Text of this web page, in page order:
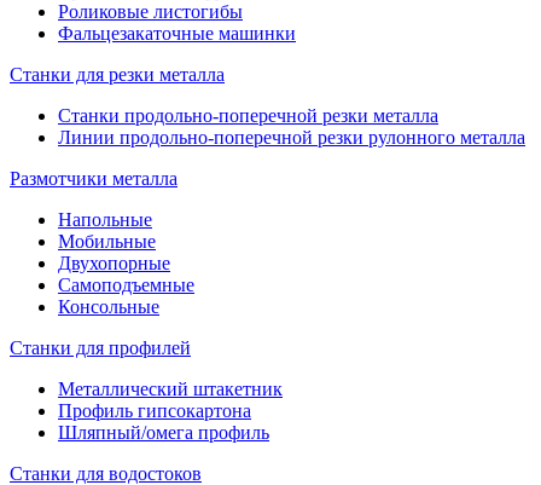
Роликовые листогибы
Фальцезакаточные машинки
Станки для резки металла
Станки продольно-поперечной резки металла
Линии продольно-поперечной резки рулонного металла
Размотчики металла
Напольные
Мобильные
Двухопорные
Самоподъемные
Консольные
Станки для профилей
Металлический штакетник
Профиль гипсокартона
Шляпный/омега профиль
Станки для водостоков